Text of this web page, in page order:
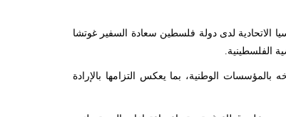
روسيا الاتحادية لدى دولة فلسطين سعادة السفير غوتشا
الفلسطينية.
الوطنية، بما يعكس التزامها بالإرادة